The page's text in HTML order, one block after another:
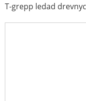
T-grepp ledad